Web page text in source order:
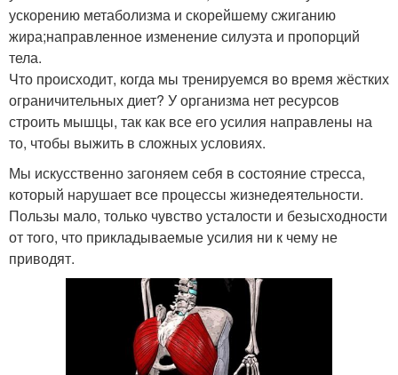
ускорению метаболизма и скорейшему сжиганию
жира;направленное изменение силуэта и пропорций
тела.
Что происходит, когда мы тренируемся во время жёстких
ограничительных диет? У организма нет ресурсов
строить мышцы, так как все его усилия направлены на
то, чтобы выжить в сложных условиях.
Мы искусственно загоняем себя в состояние стресса,
который нарушает все процессы жизнедеятельности.
Пользы мало, только чувство усталости и безысходности
от того, что прикладываемые усилия ни к чему не
приводят.